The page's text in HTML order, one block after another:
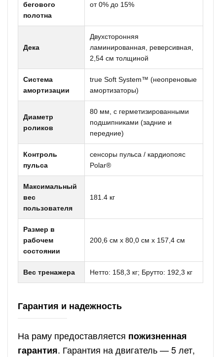
бегового
полотна
от 0% до 15%
Дека
Двухсторонняя
ламинированная, реверсивная,
2,54 см толщиной
Система
амортизации
true Soft System™ (неопреновые
амортизаторы)
Диаметр
роликов
80 мм, с герметизированными
подшипниками (задние и
передние)
Контроль
пульса
сенсоры пульса / кардиопояс
Polar®
Максимальный
вес
пользователя
181.4 кг
Размер в
рабочем
состоянии
200,6 см x 80,0 см x 157,4 см
Вес тренажера Нетто: 158,3 кг; Брутто: 192,3 кг
Гарантия и надежность
На раму предоставляется пожизненная
гарантия. Гарантия на двигатель — 5 лет,